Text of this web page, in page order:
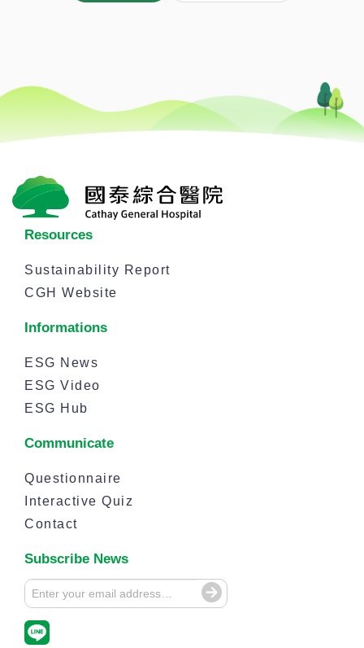
Resources
Sustainability Report
CGH Website
Informations
ESG News
ESG Video
ESG Hub
Communicate
Questionnaire
Interactive Quiz
Contact
Subscribe News